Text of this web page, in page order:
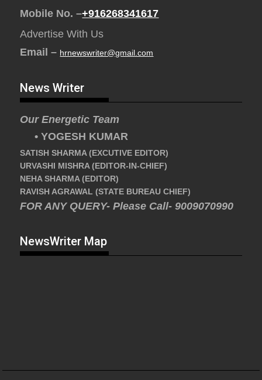
Mobile No. –+916268341617
Advertise With Us
Email – hrnewswriter@gmail.com
News Writer
Our Energetic Team
• YOGESH KUMAR
SATISH SHARMA (EXCUTIVE EDITOR)
URVASHI MISHRA (EDITOR-IN-CHIEF)
NEHA SHARMA (EDITOR)
RAVISH AGRAWAL (STATE BUREAU CHIEF)
FOR ANY QUERY- Please Call- 9009070990
NewsWriter Map